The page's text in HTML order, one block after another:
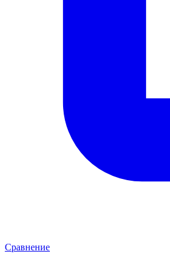
Сравнение